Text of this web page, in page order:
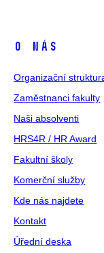
O nás
Organizační
Zaměstnanci fakulty
Naši absolventi
HRS4R / HR Award
Fakultní školy
Komerční služby
Kde nás najdete
Kontakt
Úřední deska